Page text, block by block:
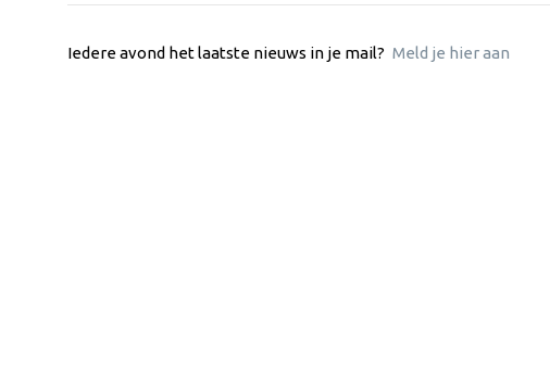
Iedere avond het laatste nieuws in je mail? Meld je hier aan